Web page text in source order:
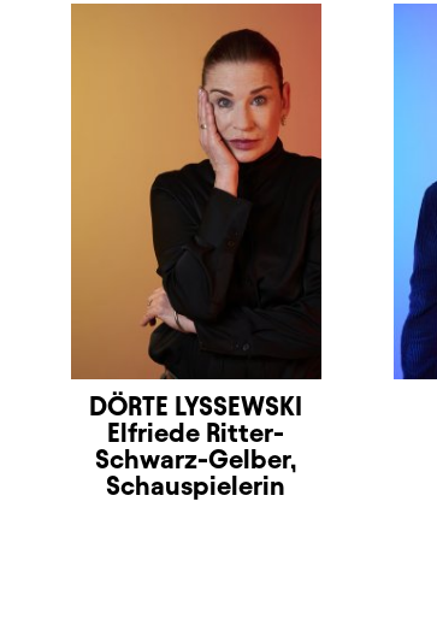
DÖRTE LYSSEWSKI
Elfriede Ritter-
Schwarz-Gelber,
Schauspielerin